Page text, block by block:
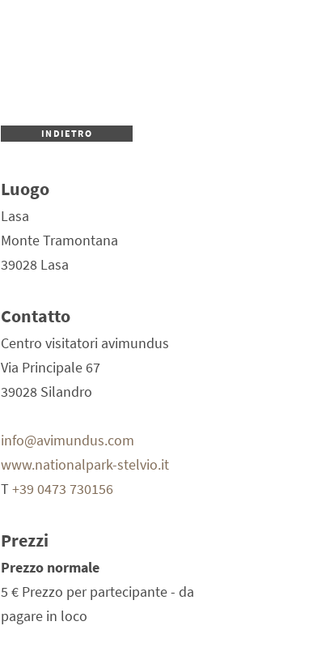
INDIETRO
Luogo
Lasa
Monte Tramontana
39028 Lasa
Contatto
Centro visitatori avimundus
Via Principale 67
39028 Silandro
info@avimundus.com
www.nationalpark-stelvio.it
T+39 0473 730156
Prezzi
Prezzo normale
5 € Prezzo per partecipante - da
pagare in loco